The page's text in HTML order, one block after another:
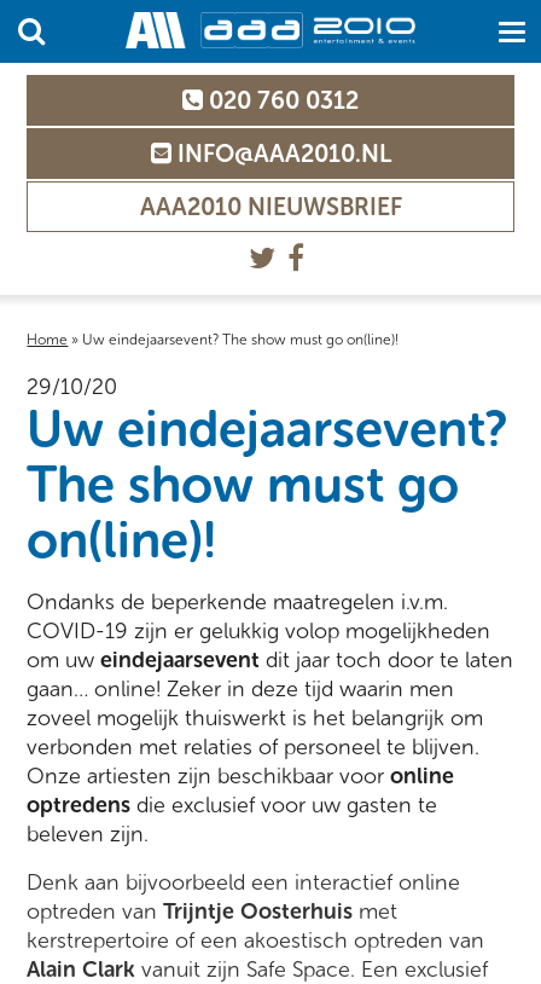
020 760 0312
INFO@AAA2010.NL
AAA2010 NIEUWSBRIEF
Home » Uw eindejaarsevent? The show must go on(line)!
29/10/20
Uw eindejaarsevent?
The show must go
on(line)!
Ondanks de beperkende maatregelen i.v.m.
COVID-19 zijn er gelukkig volop mogelijkheden
om uweindejaarsevent dit jaar toch door te laten
gaan… online! Zeker in deze tijd waarin men
zoveel mogelijk thuiswerkt is het belangrijk om
verbonden met relaties of personeel te blijven.
Onze artiesten zijn beschikbaar vooronline
optredens die exclusief voor uw gasten te
beleven zijn.
Denk aan bijvoorbeeld een interactief online
optreden vanTrijntje Oosterhuis met
kerstrepertoire of een akoestisch optreden van
Alain Clark vanuit zijn Safe Space. Een exclusief